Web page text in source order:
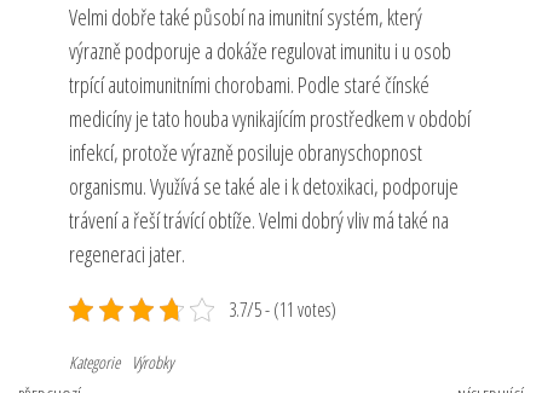
Velmi dobře také působí na imunitní systém, který
výrazně podporuje a dokáže regulovat imunitu i u osob
trpící autoimunitními chorobami. Podle staré čínské
medicíny je tato houba vynikajícím prostředkem v období
infekcí, protože výrazně posiluje obranyschopnost
organismu. Využívá se také ale i k detoxikaci, podporuje
trávení a řeší trávící obtíže. Velmi dobrý vliv má také na
regeneraci jater.
3.7/5 - (11 votes)
Kategorie Výrobky